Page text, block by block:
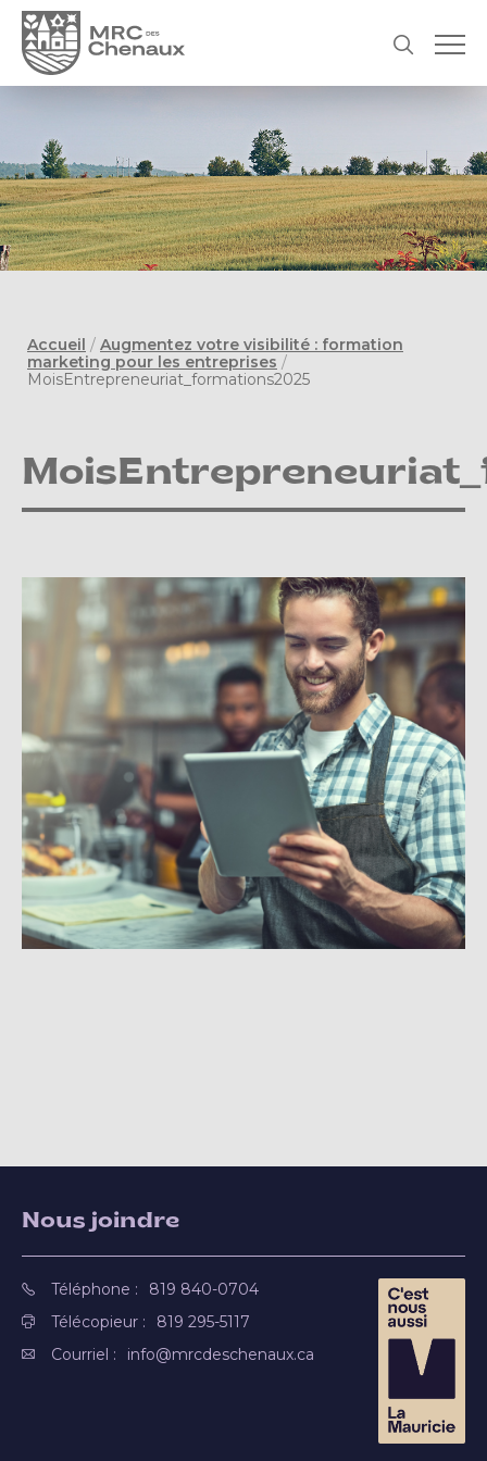
Accueil / Augmentez votre visibilité : formation
marketing pour les entreprises /
MoisEntrepreneuriat_formations2025
Nous joindre
Téléphone :
819 840-0704
Télécopieur :
819 295-5117
Courriel :
info@mrcdeschenaux.ca